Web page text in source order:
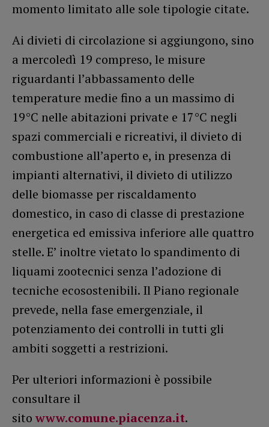
momento limitato alle sole tipologie citate.
Ai divieti di circolazione si aggiungono, sino
a mercoledì 19 compreso, le misure
riguardanti l’abbassamento delle
temperature medie fino a un massimo di
19°C nelle abitazioni private e 17°C negli
spazi commerciali e ricreativi, il divieto di
combustione all’aperto e, in presenza di
impianti alternativi, il divieto di utilizzo
delle biomasse per riscaldamento
domestico, in caso di classe di prestazione
energetica ed emissiva inferiore alle quattro
stelle. E’ inoltre vietato lo spandimento di
liquami zootecnici senza l’adozione di
tecniche ecosostenibili. Il Piano regionale
prevede, nella fase emergenziale, il
potenziamento dei controlli in tutti gli
ambiti soggetti a restrizioni.
Per ulteriori informazioni è possibile
consultare il
sito www.comune.piacenza.it.